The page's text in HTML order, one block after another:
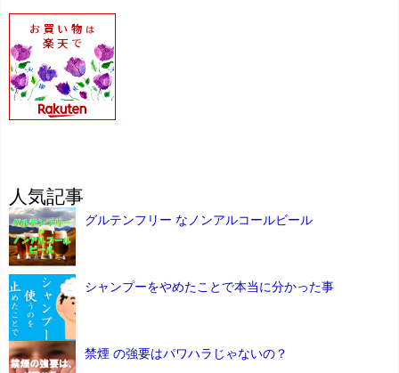
人気記事
グルテンフリー なノンアルコールビール
シャンプーをやめたことで本当に分かった事
禁煙 の強要はパワハラじゃないの？